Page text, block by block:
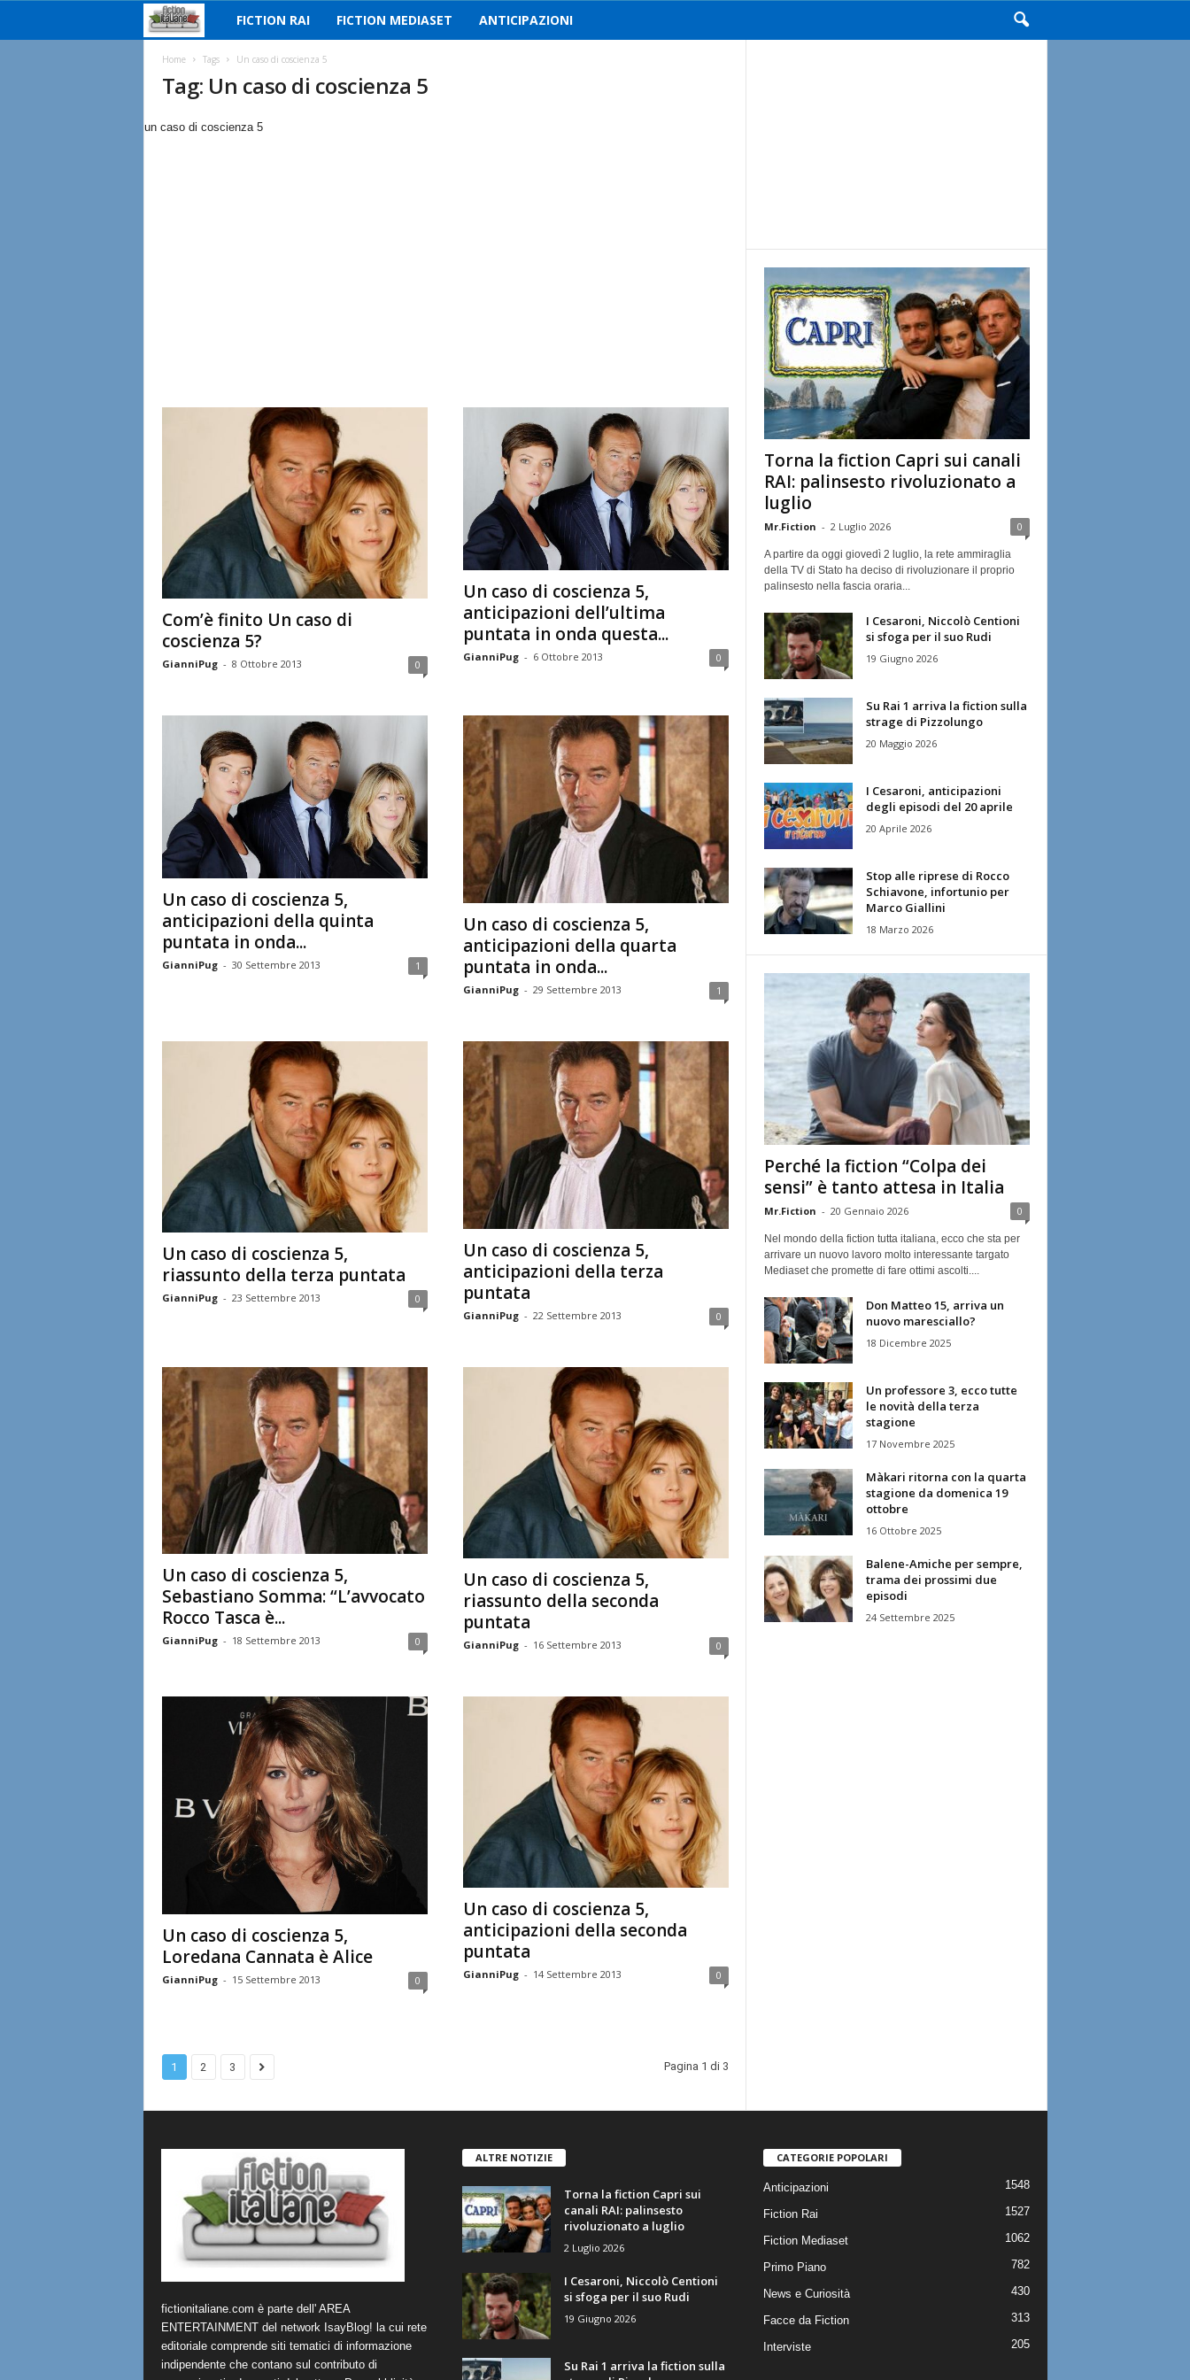
c
l
e
FICTION RAI FICTION MEDIASET ANTICIPAZIONI
Home Tags Un caso di coscienza 5
Tag: Un caso di coscienza 5
un caso di coscienza 5
Com’è finito Un caso di
coscienza 5?
GianniPug - 8 Ottobre 2013 0
Un caso di coscienza 5,
anticipazioni dell’ultima
puntata in onda questa...
GianniPug - 6 Ottobre 2013 0
Un caso di coscienza 5,
anticipazioni della quinta
puntata in onda...
GianniPug - 30 Settembre 2013 1
Un caso di coscienza 5,
anticipazioni della quarta
puntata in onda...
GianniPug - 29 Settembre 2013 1
Un caso di coscienza 5,
riassunto della terza puntata
GianniPug - 23 Settembre 2013 0
Un caso di coscienza 5,
anticipazioni della terza
puntata
GianniPug - 22 Settembre 2013 0
Un caso di coscienza 5,
Sebastiano Somma: “L’avvocato
Rocco Tasca è...
GianniPug - 18 Settembre 2013 0
Un caso di coscienza 5,
riassunto della seconda
puntata
GianniPug - 16 Settembre 2013 0
Un caso di coscienza 5,
Loredana Cannata è Alice
GianniPug - 15 Settembre 2013 0
Un caso di coscienza 5,
anticipazioni della seconda
puntata
GianniPug - 14 Settembre 2013 0
1 2 3 Pagina 1 di 3
Torna la fiction Capri sui canali
RAI: palinsesto rivoluzionato a
luglio
Mr.Fiction - 2 Luglio 2026 0
A partire da oggi giovedì 2 luglio, la rete ammiraglia
della TV di Stato ha deciso di rivoluzionare il proprio
palinsesto nella fascia oraria...
I Cesaroni, Niccolò Centioni
si sfoga per il suo Rudi
19 Giugno 2026
Su Rai 1 arriva la fiction sulla
strage di Pizzolungo
20 Maggio 2026
I Cesaroni, anticipazioni
degli episodi del 20 aprile
20 Aprile 2026
Stop alle riprese di Rocco
Schiavone, infortunio per
Marco Giallini
18 Marzo 2026
Perché la fiction “Colpa dei
sensi” è tanto attesa in Italia
Mr.Fiction - 20 Gennaio 2026 0
Nel mondo della fiction tutta italiana, ecco che sta per
arrivare un nuovo lavoro molto interessante targato
Mediaset che promette di fare ottimi ascolti....
Don Matteo 15, arriva un
nuovo maresciallo?
18 Dicembre 2025
Un professore 3, ecco tutte
le novità della terza
stagione
17 Novembre 2025
Màkari ritorna con la quarta
stagione da domenica 19
ottobre
16 Ottobre 2025
Balene-Amiche per sempre,
trama dei prossimi due
episodi
24 Settembre 2025
fictionitaliane.com è parte dell' AREA
ENTERTAINMENT del network IsayBlog! la cui rete
editoriale comprende siti tematici di informazione
indipendente che contano sul contributo di
ALTRE NOTIZIE
Torna la fiction Capri sui
canali RAI: palinsesto
rivoluzionato a luglio
2 Luglio 2026
I Cesaroni, Niccolò Centioni
si sfoga per il suo Rudi
19 Giugno 2026
Su Rai 1 arriva la fiction sulla
CATEGORIE POPOLARI
Anticipazioni 1548
Fiction Rai 1527
Fiction Mediaset 1062
Primo Piano 782
News e Curiosità 430
Facce da Fiction 313
Interviste 205